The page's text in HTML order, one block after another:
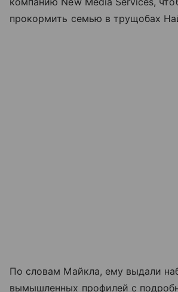
прокормить семью в трущобах
По словам Майкла, ему выдали
вымышленных профилей с